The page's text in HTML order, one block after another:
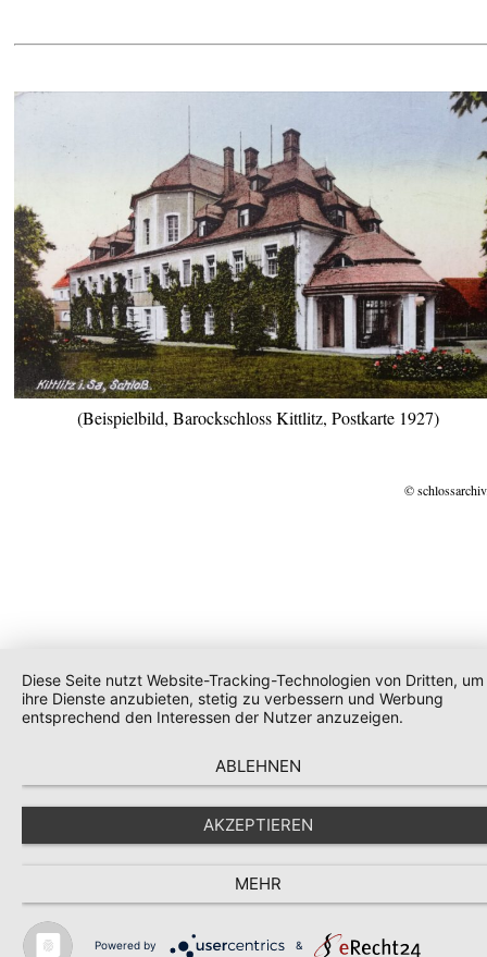
(Beispielbild, Barockschloss Kittlitz, Postkarte 1927)
©
Diese Seite nutzt Website-Tracking-Technologien von Dritten, um
ihre Dienste anzubieten, stetig zu verbessern und Werbung
entsprechend den Interessen der Nutzer anzuzeigen.
ABLEHNEN
AKZEPTIEREN
MEHR
Powered by &